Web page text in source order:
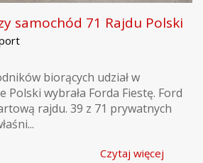
samochód 71 Rajdu Polski
biorących udział w
Polski wybrała Forda Fiestę. Ford
rajdu. 39 z 71 prywatnych
Czytaj więcej